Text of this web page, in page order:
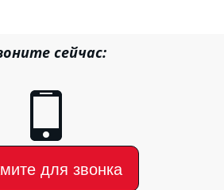
сейчас:
для звонка